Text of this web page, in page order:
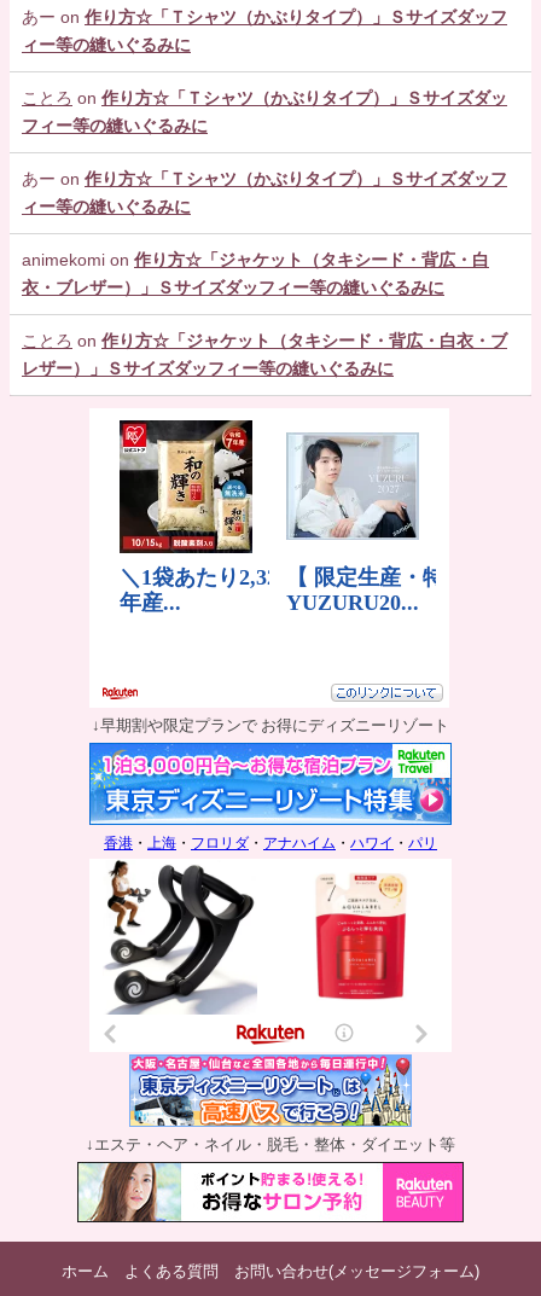
あー on 作り方☆「Ｔシャツ（かぶりタイプ）」Ｓサイズダッフ
ィー等の縫いぐるみに
ことろ on 作り方☆「Ｔシャツ（かぶりタイプ）」Ｓサイズダッ
フィー等の縫いぐるみに
あー on 作り方☆「Ｔシャツ（かぶりタイプ）」Ｓサイズダッフ
ィー等の縫いぐるみに
animekomi on 作り方☆「ジャケット（タキシード・背広・白
衣・ブレザー）」Ｓサイズダッフィー等の縫いぐるみに
ことろ on 作り方☆「ジャケット（タキシード・背広・白衣・ブ
レザー）」Ｓサイズダッフィー等の縫いぐるみに
↓早期割や限定プランで お得にディズニーリゾート
香港 ・ 上海 ・ フロリダ ・ アナハイム ・ ハワイ ・ パリ
↓エステ・ヘア・ネイル・脱毛・整体・ダイエット等
ホーム よくある質問 お問い合わせ(メッセージフォーム)